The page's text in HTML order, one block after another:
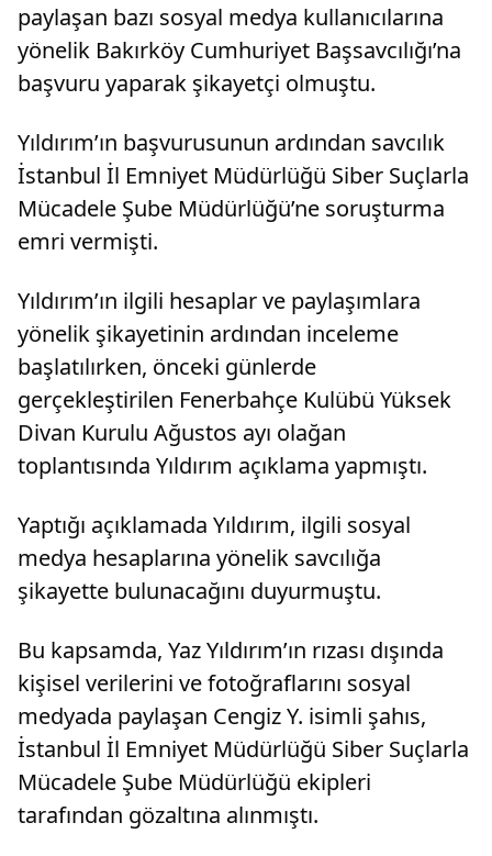
paylaşan bazı sosyal medya kullanıcılarına
yönelik Bakırköy Cumhuriyet Başsavcılığı’na
başvuru yaparak şikayetçi olmuştu.
Yıldırım’ın başvurusunun ardından savcılık
İstanbul İl Emniyet Müdürlüğü Siber Suçlarla
Mücadele Şube Müdürlüğü’ne soruşturma
emri vermişti.
Yıldırım’ın ilgili hesaplar ve paylaşımlara
yönelik şikayetinin ardından inceleme
başlatılırken, önceki günlerde
gerçekleştirilen Fenerbahçe Kulübü Yüksek
Divan Kurulu Ağustos ayı olağan
toplantısında Yıldırım açıklama yapmıştı.
Yaptığı açıklamada Yıldırım, ilgili sosyal
medya hesaplarına yönelik savcılığa
şikayette bulunacağını duyurmuştu.
Bu kapsamda, Yaz Yıldırım’ın rızası dışında
kişisel verilerini ve fotoğraflarını sosyal
medyada paylaşan Cengiz Y. isimli şahıs,
İstanbul İl Emniyet Müdürlüğü Siber Suçlarla
Mücadele Şube Müdürlüğü ekipleri
tarafından gözaltına alınmıştı.